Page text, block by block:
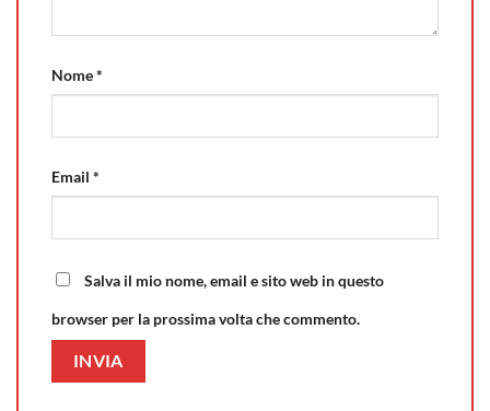
Nome*
Email *
Salva il mio nome, email e sito web in questo
browser per la prossima volta che commento.